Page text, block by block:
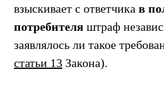
взыскивает с ответчика в
потребителя штраф
заявлялось ли такое
статьи 13 Закона).